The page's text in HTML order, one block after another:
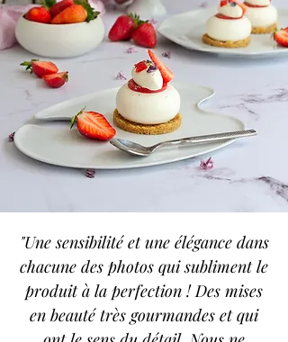
"Une sensibilité et une élégance dans
chacune des photos qui subliment le
produit à la perfection ! Des mises
en beauté très gourmandes et qui